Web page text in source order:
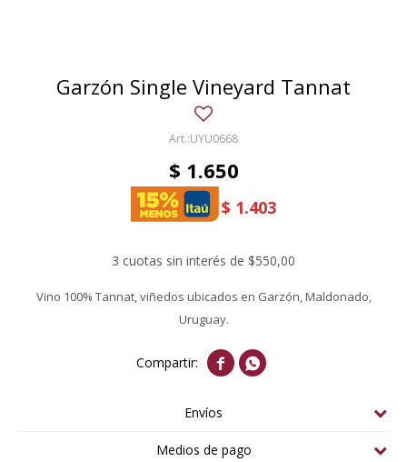
Garzón Single Vineyard Tannat
UYU0668
$ 1.650
$ 1.403
3 cuotas sin interés de $550,00
Vino 100% Tannat, viñedos ubicados en Garzón, Maldonado,
Uruguay.
 
Envíos
Medios de pago